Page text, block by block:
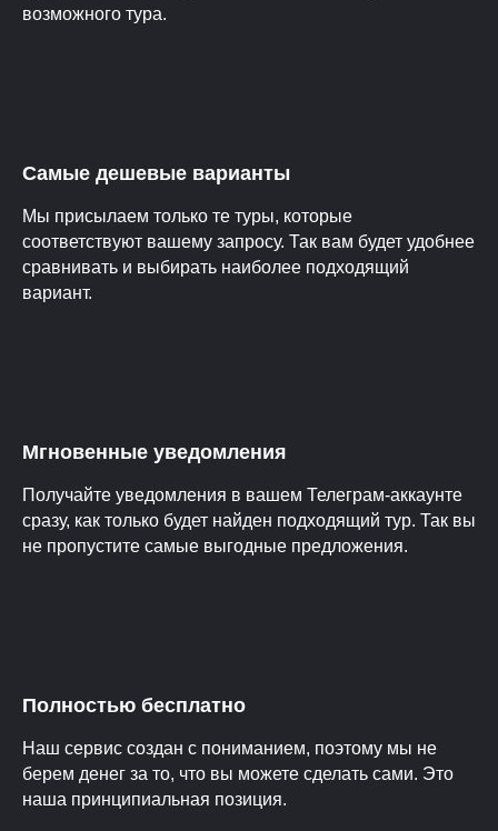
возможного тура.
Самые дешевые варианты
Мы присылаем только те туры, которые
соответствуют вашему запросу. Так вам будет удобнее
сравнивать и выбирать наиболее подходящий
вариант.
Мгновенные уведомления
Получайте уведомления в вашем Телеграм-аккаунте
сразу, как только будет найден подходящий тур. Так вы
не пропустите самые выгодные предложения.
Полностью бесплатно
Наш сервис создан с пониманием, поэтому мы не
берем денег за то, что вы можете сделать сами. Это
наша принципиальная позиция.